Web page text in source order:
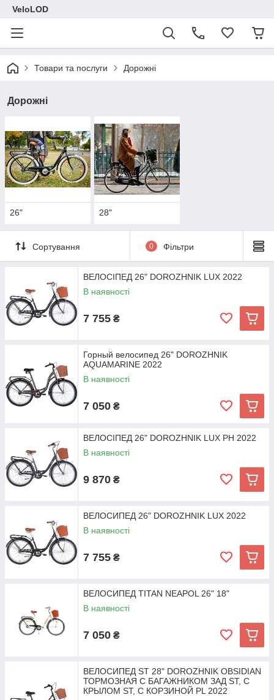
VeloLOD
Товари та послуги Дорожні
Дорожні
26" 28"
Сортування 0 Фільтри
ВЕЛОСІПЕД 26" DOROZHNIK LUX 2022
В наявності
7 755 ₴
Горный велосипед 26" DOROZHNIK
AQUAMARINE 2022
В наявності
7 050 ₴
ВЕЛОСІПЕД 26" DOROZHNIK LUX PH 2022
В наявності
9 870 ₴
ВЕЛОСИПЕД 26" DOROZHNIK LUX 2022
В наявності
7 755 ₴
ВЕЛОСИПЕД TITAN NEAPOL 26" 18"
В наявності
7 050 ₴
ВЕЛОСИПЕД ST 28" DOROZHNIK OBSIDIAN
ТОРМОЗНАЯ С БАГАЖНИКОМ ЗАД ST, С
КРЫЛОМ ST, С КОРЗИНОЙ PL 2022